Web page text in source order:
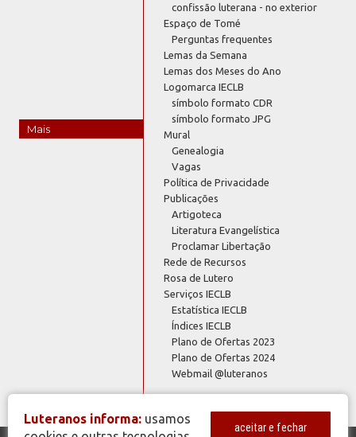
Mais
confissão luterana - no exterior
Espaço de Tomé
Perguntas frequentes
Lemas da Semana
Lemas dos Meses do Ano
Logomarca IECLB
símbolo formato CDR
símbolo formato JPG
Mural
Genealogia
Vagas
Política de Privacidade
Publicações
Artigoteca
Literatura Evangelística
Proclamar Libertação
Rede de Recursos
Rosa de Lutero
Serviços IECLB
Estatística IECLB
Índices IECLB
Plano de Ofertas 2023
Plano de Ofertas 2024
Webmail @luteranos
Luteranos informa: usamos
aceitar e fechar